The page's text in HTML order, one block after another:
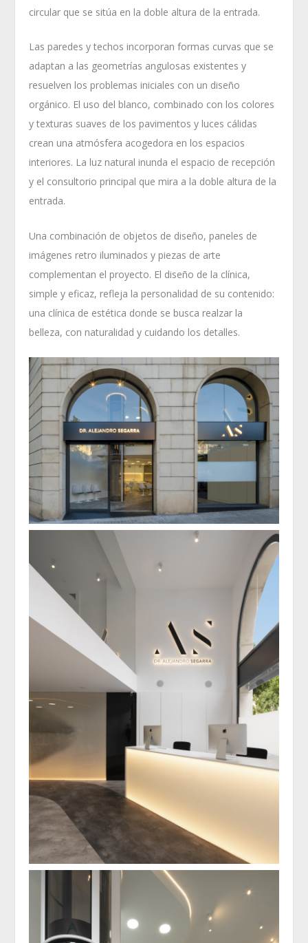
circular que se sitúa en la doble altura de la entrada.
Las paredes y techos incorporan formas curvas que se
adaptan a las geometrías angulosas existentes y
resuelven los problemas iniciales con un diseño
orgánico. El uso del blanco, combinado con los colores
y texturas suaves de los pavimentos y luces cálidas
crean una atmósfera acogedora en los espacios
interiores. La luz natural inunda el espacio de recepción
y el consultorio principal que mira a la doble altura de la
entrada.
Una combinación de objetos de diseño, paneles de
imágenes retro iluminados y piezas de arte
complementan el proyecto. El diseño de la clínica,
simple y eficaz, refleja la personalidad de su contenido:
una clínica de estética donde se busca realzar la
belleza, con naturalidad y cuidando los detalles.